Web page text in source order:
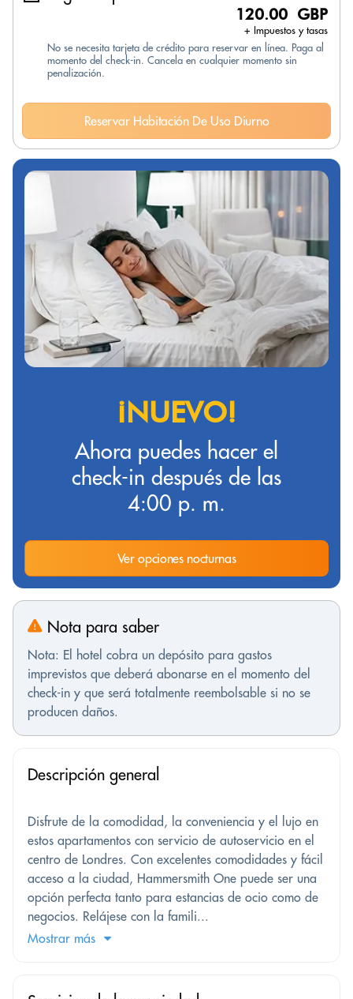
120.00 GBP
+ Impuestos y tasas
No se necesita tarjeta de crédito para reservar en línea. Paga al
momento del check-in. Cancela en cualquier momento sin
penalización.
Reservar Habitación De Uso Diurno
¡NUEVO!
Ahora puedes hacer el
check-in después de las
4:00 p. m.
Ver opciones nocturnas
Nota para saber
Nota: El hotel cobra un depósito para gastos
imprevistos que deberá abonarse en el momento del
check-in y que será totalmente reembolsable si no se
producen daños.
Descripción general
Disfrute de la comodidad, la conveniencia y el lujo en
estos apartamentos con servicio de autoservicio en el
centro de Londres. Con excelentes comodidades y fácil
acceso a la ciudad, Hammersmith One puede ser una
opción perfecta tanto para estancias de ocio como de
negocios. Relájese con la famili...
Mostrar más